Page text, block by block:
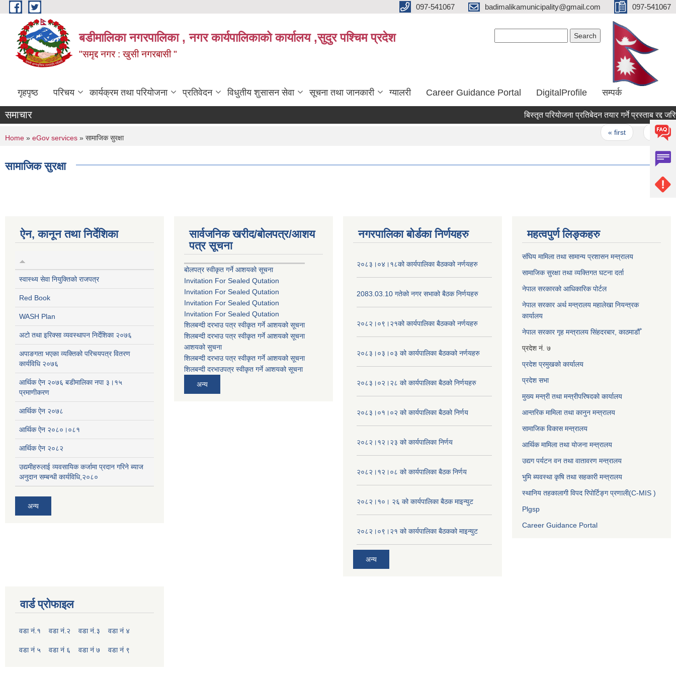
Skip to main content 097-541067 badimalikamunicipality@gmail.com 097-541067
बडीमालिका नगरपालिका , नगर कार्यपालिकाको कार्यालय ,सुदुर पश्चिम प्रदेश
"समृद्द नगर : खुसी नगरबासी "
गृहपृष्ठ परिचय कार्यक्रम तथा परियोजना प्रतिवेदन विधुतीय शुसासन सेवा सूचना तथा जानकारी ग्यालरी Career Guidance Portal DigitalProfile सम्पर्क
समाचार बिस्तृत परियोजना प्रतिबेदन तयार गर्ने प्रस्ताब रद्द
« first ‹ previous
You are here
Home » eGov services » सामाजिक सुरक्षा
सामाजिक सुरक्षा
ऐन, कानून तथा निर्देशिका
स्वास्थ्य सेवा नियुक्तिको राजपत्र
Red Book
WASH Plan
अटो तथा इरिक्सा व्यवस्थापन निर्देशिका २०७६
अपाङगता भएका व्यक्तिको परिचयपत्र वितरण
कार्यविधि २०७६
आर्थिक ऐन २०७६ बडीमालिका नपा ३।१५
प्रमाणीकरण
आर्थिक ऐन २०७८
आर्थिक ऐन २०८०।०८१
आर्थिक ऐन २०८२
उद्यमीहरुलाई व्यवसायिक कर्जामा प्रदान गरिने ब्याज
अनुदान सम्बन्धी कार्यविधि,२०८०
अन्य
सार्वजनिक खरीद/बोलपत्र/आशय
पत्र सूचना
बोलपत्र स्वीकृत गर्ने आशयको सूचना
Invitation For Sealed Qutation
Invitation For Sealed Qutation
Invitation For Sealed Qutation
Invitation For Sealed Qutation
शिलबन्दी दरभाउ पत्र स्वीकृत गर्ने आशयको सूचना
शिलबन्दी दरभाउ पत्र स्वीकृत गर्ने आशयको सूचना
आशयको सुचना
शिलबन्दी दरभाउ पत्र स्वीकृत गर्ने आशयको सूचना
शिलबन्दी दरभाउपत्र स्वीकृत गर्ने आशयको सूचना
अन्य
नगरपालिका बोर्डका निर्णयहरु
२०८३।०४।१८को कार्यपालिका बैठकको नर्णयहरु
2083.03.10 गतेको नगर सभाको बैठक निर्णयहरु
२०८२।०९।२१को कार्यपालिका बैठकको नर्णयहरु
२०८३।०३।०३ को कार्यपालिका बैठकको नर्णयहरु
२०८३।०२।२८ को कार्यपालिका बैठको निर्णयहरु
२०८३।०१।०२ को कार्यपालिका बैठको निर्णय
२०८२।१२।२३ को कार्यपालिका निर्णय
२०८२।१२।०८ को कार्यपालिका बैठक निर्णय
२०८२।१०। २६ को कार्यपालिका बैठक माइन्युट
२०८२।०९।२१ को कार्यपालिका बैठकको माइन्युट
अन्य
महत्वपुर्ण लिङ्कहरु
संघिय मामिला तथा सामान्य प्रशासन मन्त्रालय
सामाजिक सुरक्षा तथा व्यक्तिगत घटना दर्ता
नेपाल सरकारको आधिकारिक पोर्टल
नेपाल सरकार अर्थ मन्त्रालय महालेखा नियन्त्रक
कार्यालय
नेपाल सरकार गृह मन्त्रालय सिंहदरबार, काठमाडौँ
प्रदेश नं. ७
प्रदेश प्रमुखको कार्यालय
प्रदेश सभा
मुख्य मन्त्री तथा मन्त्रीपरिषदको कार्यालय
आन्तरिक मामिला तथा कानुन मन्त्रालय
सामाजिक विकास मन्त्रालय
आर्थिक मामिला तथा योजना मन्त्रालय
उद्यग पर्यटन वन तथा वातावरण मन्त्रालय
भुमि ब्यवस्था कृषि तथा सहकारी मन्त्रालय
स्थानिय तहकालागी विपद रिपोर्टिङ्ग प्रणाली(C-MIS )
Plgsp
Career Guidance Portal
वार्ड प्रोफाइल
वडा नं.१ वडा नं.२ वडा नं.३ वडा नं ४
वडा नं ५ वडा नं ६ वडा नं ७ वडा नं ९